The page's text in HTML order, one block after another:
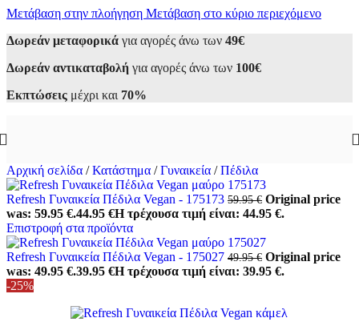
Μετάβαση στην πλοήγηση Μετάβαση στο κύριο περιεχόμενο
Δωρεάν μεταφορικά για αγορές άνω των 49€
Δωρεάν αντικαταβολή για αγορές άνω των 100€
Εκπτώσεις μέχρι και 70%
Αρχική σελίδα / Κατάστημα / Γυναικεία / Πέδιλα
Refresh Γυναικεία Πέδιλα Vegan - 175173 59.95€ Original price
was: 59.95 €.44.95 €Η τρέχουσα τιμή είναι: 44.95 €.
Επιστροφή στα προϊόντα
Refresh Γυναικεία Πέδιλα Vegan - 175027 49.95€ Original price
was: 49.95 €.39.95 €Η τρέχουσα τιμή είναι: 39.95 €.
-25%